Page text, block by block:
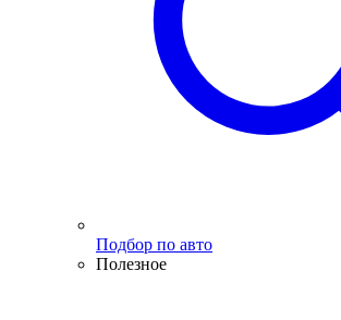
Подбор по авто
Полезное